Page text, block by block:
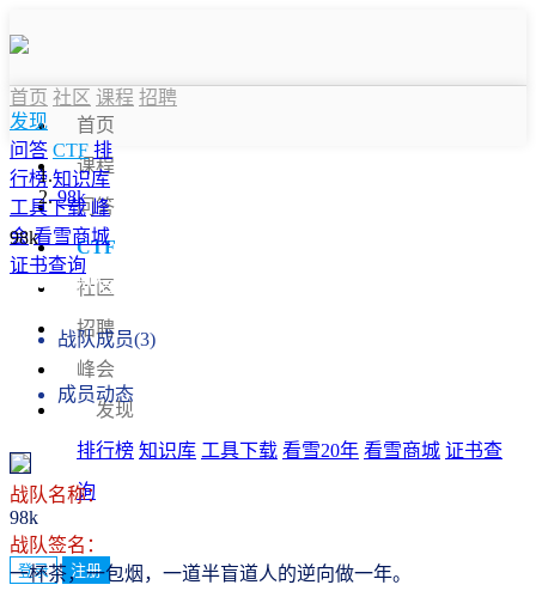
首页
课程
问答
CTF
社区
招聘
峰会
发现
排行榜 知识库 工具下载 看雪20年 看雪商城 证书查
询
登录 注册
首页 社区 课程 招聘
发现
问答 CTF 排
行榜 知识库
工具下载 峰
会 看雪商城
证书查询
98k
98k
战队信息
战队成员(3)
成员动态
战队名称：
98k
战队签名：
一杯茶，一包烟，一道半盲道人的逆向做一年。